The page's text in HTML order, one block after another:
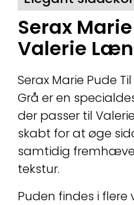
Serax
Valerie
Serax Marie Pude
Grå er en
der passer til
skabt for at øge
samtidig
tekstur.
Puden findes i